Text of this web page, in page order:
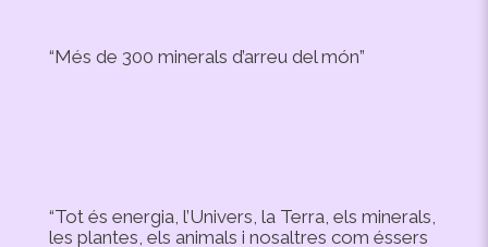
“Més de 300 minerals d’arreu del món”
“Tot és energia, l’Univers, la Terra, els minerals,
les plantes, els animals i nosaltres com éssers